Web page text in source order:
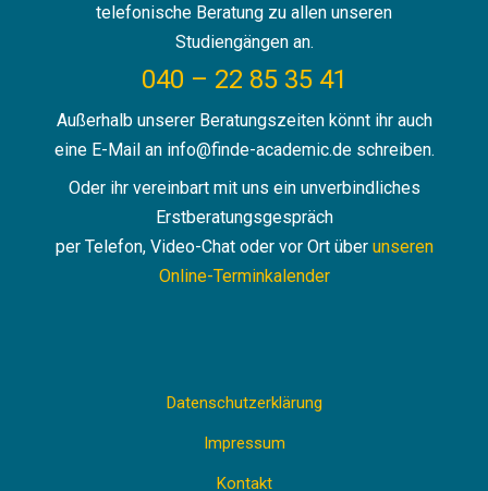
telefonische Beratung zu allen unseren
Studiengängen an.
040 – 22 85 35 41
Außerhalb unserer Beratungszeiten könnt ihr auch
eine E-Mail an info@finde-academic.de schreiben.
Oder ihr vereinbart mit uns ein unverbindliches
Erstberatungsgespräch
per Telefon, Video-Chat oder vor Ort über unseren
Online-Terminkalender
Datenschutzerklärung
Impressum
Kontakt